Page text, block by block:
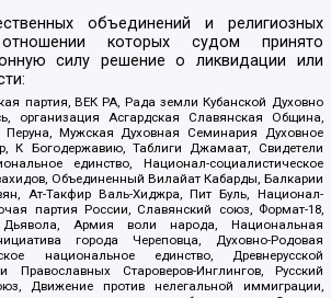
объединений и религиозных
которых судом принято
силу решение о ликвидации или
партия, ВЕК РА, Рада земли Кубанской Духовно
организация Асгардская Славянская Община,
Мужская Духовная Семинария Духовное
К Богодержавию, Таблиги Джамаат, Свидетели
единство, Национал-социалистическое
Объединенный Вилайат Кабарды, Балкарии
Ат-Такфир Валь-Хиджра, Пит Буль, Национал-
партия России, Славянский союз, Формат-18,
Армия воли народа, Национальная
города Череповца, Духовно-Родовая
национальное единство, Древнерусской
Православных Староверов-Инглингов, Русский
Движение против нелегальной иммиграции,